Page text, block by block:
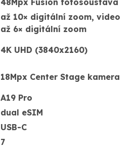
48Mpx Fusion fotosoustava
až 10× digitální zoom, video
až 6× digitální zoom
4K UHD (3840x2160)
18Mpx Center Stage kamera
A19 Pro
dual eSIM
USB-C
7